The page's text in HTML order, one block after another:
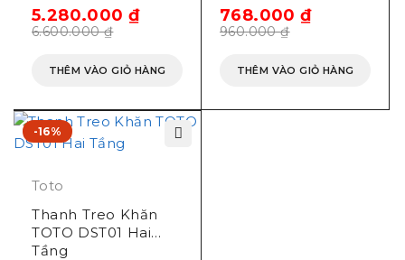
6.600.000₫
5.280.000₫
THÊM VÀO GIỎ HÀNG
960.000₫
768.000₫
THÊM VÀO GIỎ HÀNG
-16%
Toto
Thanh Treo Khăn
TOTO DST01 Hai
Tầng